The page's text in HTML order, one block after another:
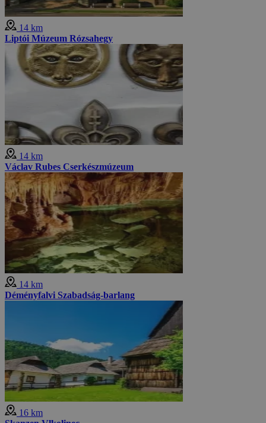
14 km
Liptói Múzeum Rózsahegy
14 km
Václav Rubes Cserkészmúzeum
14 km
Déményfalvi Szabadság-barlang
16 km